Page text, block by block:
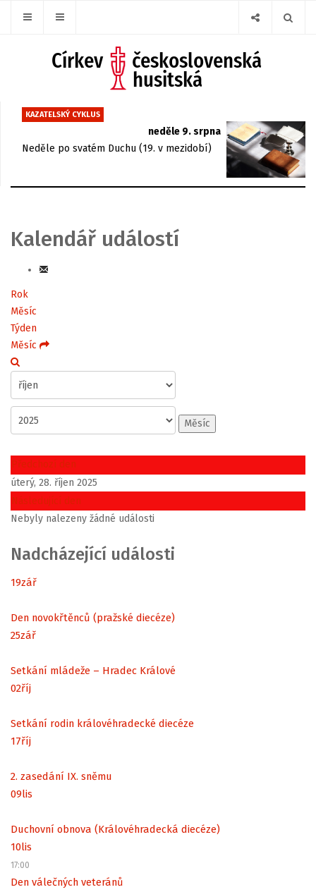
KAZATELSKÝ CYKLUS
neděle 9. srpna
Neděle po svatém Duchu (19. v mezidobí)
Kalendář událostí
Rok
Měsíc
Týden
Měsíc
Měsíc
Předchozí den
úterý, 28. říjen 2025
Následující den
Nebyly nalezeny žádné události
Nadcházející události
19zář
Den novokřtěnců (pražské diecéze)
25zář
Setkání mládeže – Hradec Králové
02říj
Setkání rodin královéhradecké diecéze
17říj
2. zasedání IX. sněmu
09lis
Duchovní obnova (Královéhradecká diecéze)
10lis
17:00
Den válečných veteránů